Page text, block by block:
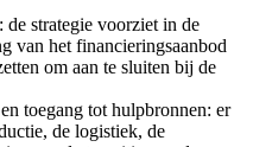
de strategie voorziet in de
van het financieringsaanbod
om aan te sluiten bij de
toegang tot hulpbronnen: er
de logistiek, de